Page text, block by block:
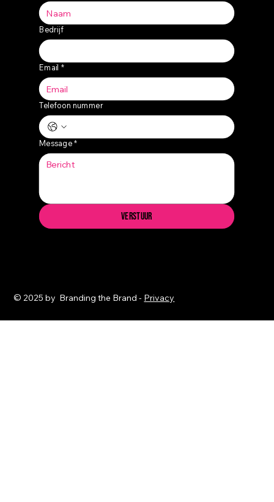
Bedrijf
Email *
Telefoon nummer
Message *
Verstuur
© 2025 by Branding the Brand - Privacy